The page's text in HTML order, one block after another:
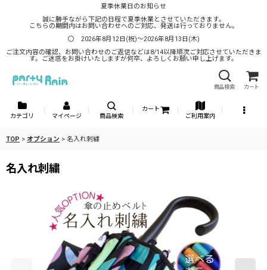
夏季休業日のお知らせ
誠に勝手ながら下記の日程で夏季休業とさせていただきます。
こちらの期間内はお問い合わせへのご対応、発送は行っておりません。
〇 2026年8月12日(祝)～2026年8月13日(木)
ご注文内容の確認、お問い合わせのご返信などは8/14以降順次ご対応させていただきま
す。ご迷惑をお掛けいたしますが何卒、よろしくお願い申し上げます。
商品検索 カート
カテゴリ マイページ 商品検索
カート
ご利用案内
TOP > オプション > 名入れ刺繍
名入れ刺繍